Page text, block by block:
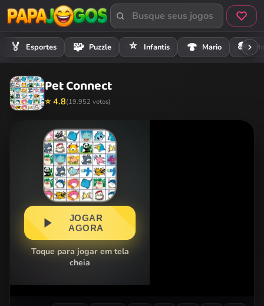
🏅 Esportes 🧩 Puzzle ⭐ Infantis 🍄 Mario 🏍️
Pet Connect
⭐ 4.8(19.952 votos)
JOGAR
AGORA
Toque para jogar em tela
cheia